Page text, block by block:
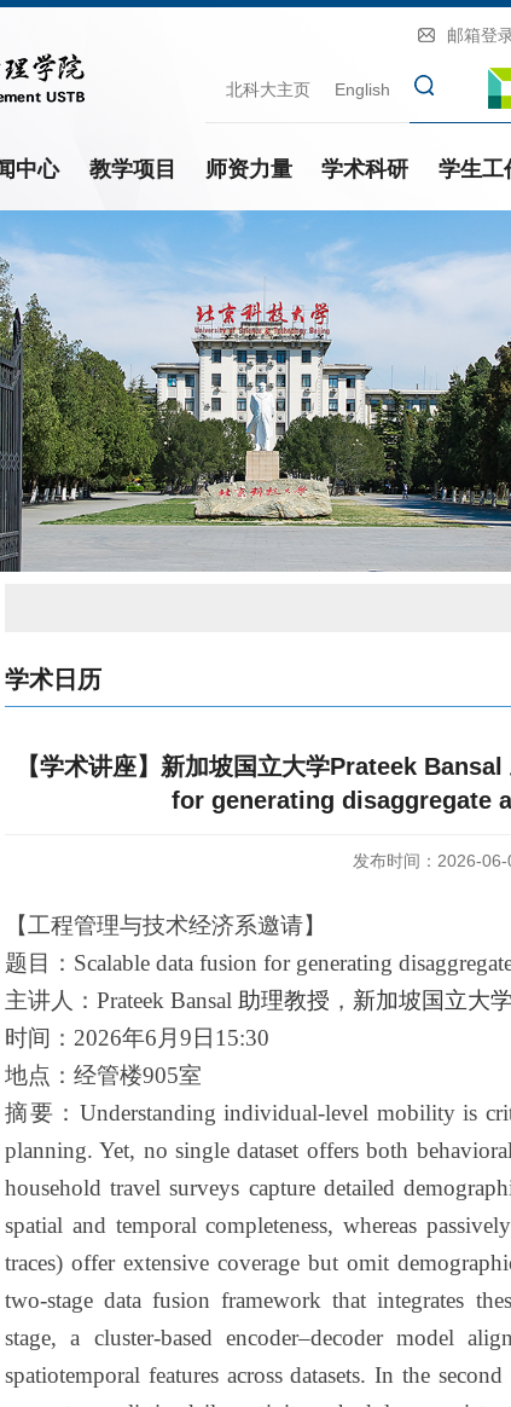
邮箱登
北科大主页 English
中心 教学项目 师资力量 学术科研 学生工
学术日历
【学术讲座】新加坡国立大学Prateek
for generating disaggregate
发布时间：2026-06-
【工程管理与技术经济系邀请】
题目： Scalable data fusion for generating
主讲人： Prateek Bansal 助理教授 ， 新加坡国立大学
时间： 2026年6 月9日15:30
地点：经管楼905室
摘要： Understanding individual-level mobility is
planning. Yet, no single dataset offers both
household travel surveys capture detailed
spatial and temporal completeness, whereas
traces) offer extensive coverage but omit
two-stage data fusion framework that integrates
stage, a cluster-based encoder–decoder model
spatiotemporal features across datasets. In the